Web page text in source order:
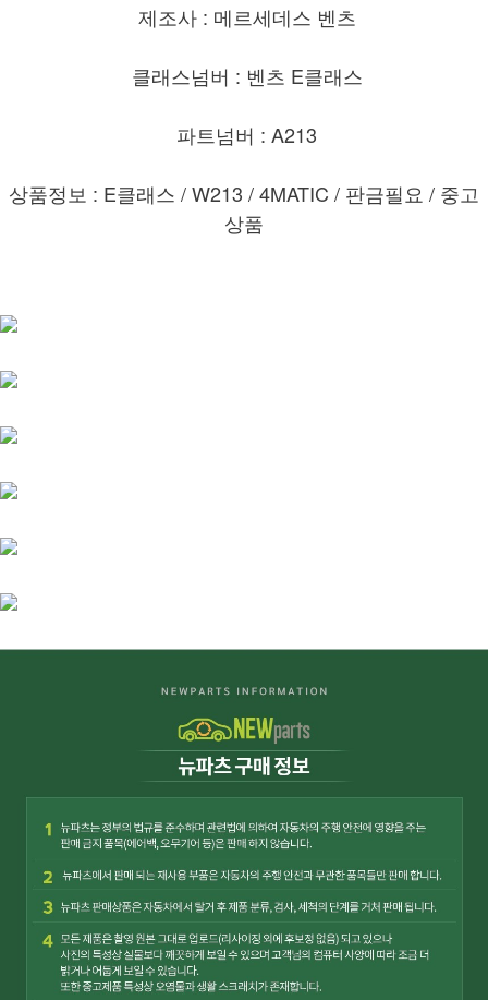
제조사 : 메르세데스 벤츠
클래스넘버 : 벤츠 E클래스
파트넘버 : A213
상품정보 : E클래스 / W213 / 4MATIC / 판금필요 / 중고
상품